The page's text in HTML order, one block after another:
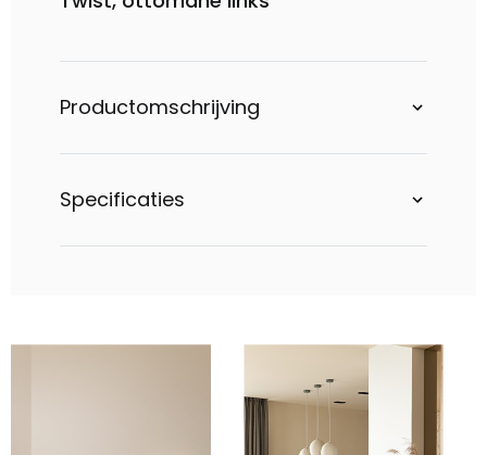
Productomschrijving
Specificaties